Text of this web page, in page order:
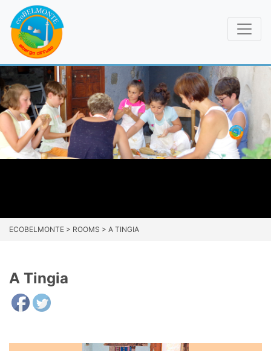
ECOBELMONTE > ROOMS > A TINGIA
A Tingia